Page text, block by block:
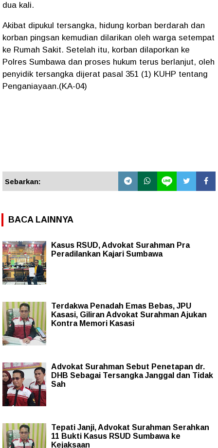
dua kali.
Akibat dipukul tersangka, hidung korban berdarah dan
korban pingsan kemudian dilarikan oleh warga setempat
ke Rumah Sakit. Setelah itu, korban dilaporkan ke
Polres Sumbawa dan proses hukum terus berlanjut, oleh
penyidik tersangka dijerat pasal 351 (1) KUHP tentang
Penganiayaan.(KA-04)
Sebarkan:
BACA LAINNYA
Kasus RSUD, Advokat Surahman Pra
Peradilankan Kajari Sumbawa
Terdakwa Penadah Emas Bebas, JPU
Kasasi, Giliran Advokat Surahman Ajukan
Kontra Memori Kasasi
Advokat Surahman Sebut Penetapan dr.
DHB Sebagai Tersangka Janggal dan Tidak
Sah
Tepati Janji, Advokat Surahman Serahkan
11 Bukti Kasus RSUD Sumbawa ke
Kejaksaan